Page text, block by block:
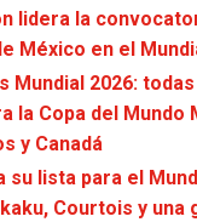
lidera la
México en el
Mundial 2026:
la Copa del Mundo
y Canadá
su lista para el
Courtois y